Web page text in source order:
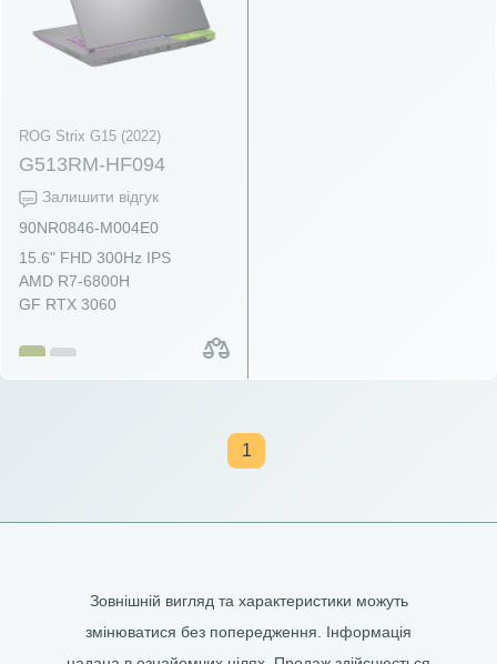
ROG Strix G15 (2022)
G513RM-HF094
Залишити відгук
90NR0846-M004E0
15.6" FHD 300Hz IPS
AMD R7-6800H
GF RTX 3060
1
Зовнішній вигляд та характеристики можуть
змінюватися без попередження. Інформація